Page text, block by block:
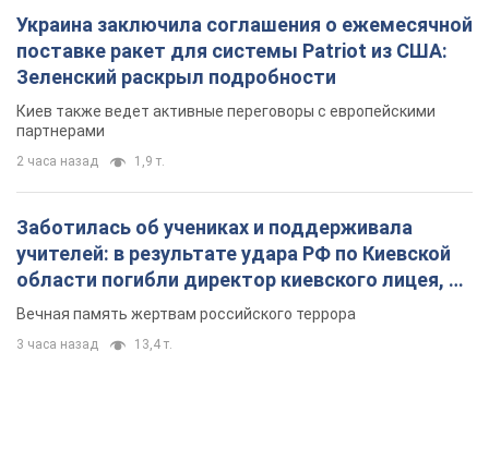
Украина заключила соглашения о ежемесячной
поставке ракет для системы Patriot из США:
Зеленский раскрыл подробности
Киев также ведет активные переговоры с европейскими
партнерами
2 часа назад 1,9 т.
Заботилась об учениках и поддерживала
учителей: в результате удара РФ по Киевской
области погибли директор киевского лицея, её
муж и внук
Вечная память жертвам российского террора
3 часа назад 13,4 т.